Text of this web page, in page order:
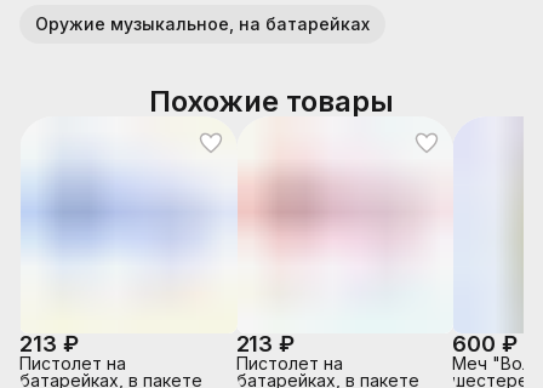
Оружие музыкальное, на батарейках
Похожие товары
213 ₽
Пистолет на
батарейках, в пакете
213 ₽
Пистолет на
батарейках, в пакете
600 ₽
Меч